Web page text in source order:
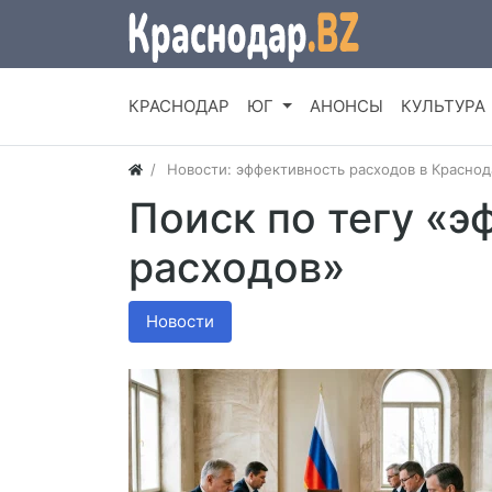
КРАСНОДАР ЮГ АНОНСЫ КУЛЬТУРА
Новости: эффективность расходов в
Поиск по тегу
расходов»
Новости